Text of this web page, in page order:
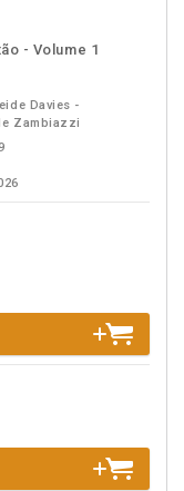
- Volume 1
Davies -
Zambiazzi